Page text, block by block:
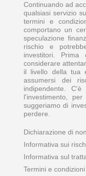
Continuando ad
qualsiasi servizio
termini e
comportano un
speculazione
rischio e
investitori.
considerare
il livello della tua
assumersi dei
indipendente.
l'investimento,
suggeriamo di
perdere.
Dichiarazione di
Informativa sui
Informativa sul
Termini e condizioni